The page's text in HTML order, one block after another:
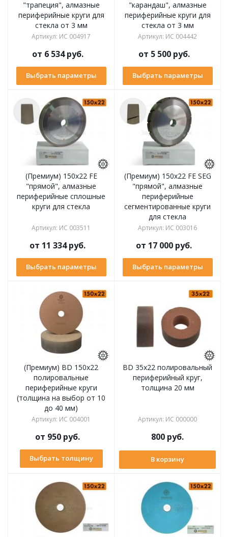
"трапеция", алмазные
периферийные круги для
стекла от 3 мм
Артикул: ИС 004917
от 6 534 руб.
Выбрать параметры
"карандаш", алмазные
периферийные круги для
стекла от 3 мм
Артикул: ИС 004442
от 5 500 руб.
Выбрать параметры
(Премиум) 150x22 FE
"прямой", алмазные
периферийные сплошные
круги для стекла
Артикул: ИС 003511
от 11 334 руб.
Выбрать параметры
(Премиум) 150x22 FE SEG
"прямой", алмазные
периферийные
сегментированные круги
для стекла
Артикул: ИС 003016
от 17 000 руб.
Выбрать параметры
(Премиум) BD 150х22
полировальные
периферийные круги
(толщина на выбор от 10
до 40 мм)
Артикул: ИС 004001
от 950 руб.
Выбрать толщину
BD 35х22 полировальный
периферийный круг,
толщина 20 мм
Артикул: ИС 000000
800 руб.
В корзину